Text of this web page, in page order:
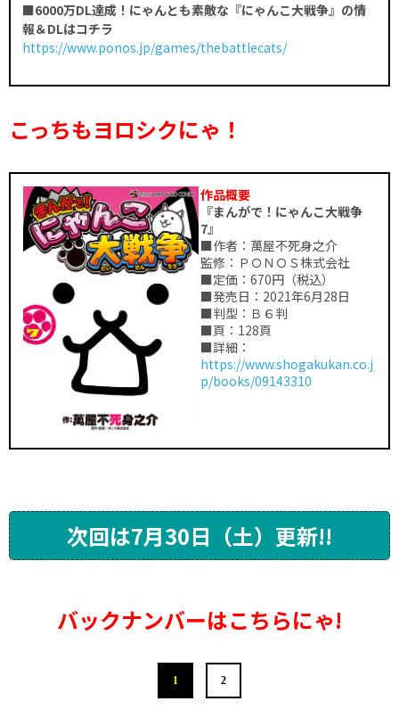
■6000万DL達成！にゃんとも素敵な『にゃんこ大戦争』の情
報＆DLはコチラ
https://www.ponos.jp/games/thebattlecats/
こっちもヨロシクにゃ！
作品概要
『まんがで！にゃんこ大戦争
7』
■作者：萬屋不死身之介
監修：ＰＯＮＯＳ株式会社
■定価：670円（税込）
■発売日：2021年6月28日
■判型：Ｂ６判
■頁：128頁
■詳細：
https://www.shogakukan.co.j
p/books/09143310
次回は7月30日（土）更新!!
バックナンバーはこちらにゃ!
1 2